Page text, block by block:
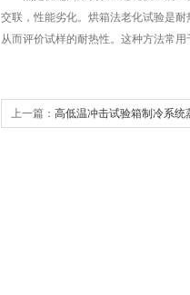
交联，性能劣化。烘箱法老化试验是
从而评价试样的耐热性。这种方法常
上一篇： 高低温冲击试验箱制冷系统